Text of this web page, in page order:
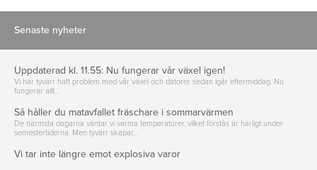
Senaste nyheter
Uppdaterad kl. 11.55: Nu fungerar vår växel igen!
Vi har tyvärr haft problem med vår växel och datorer sedan igår eftermiddag. Nu
fungerar allt…
Så håller du matavfallet fräschare i sommarvärmen
De närmsta dagarna väntar vi varma temperaturer, vilket förstås är härligt under
semestertiderna. Men tyvärr skapar…
Vi tar inte längre emot explosiva varor